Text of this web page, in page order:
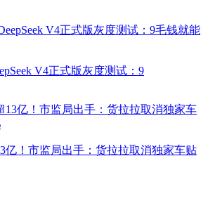
V4正式版灰度测试：9
亿！市监局出手：货拉拉取消独家车贴